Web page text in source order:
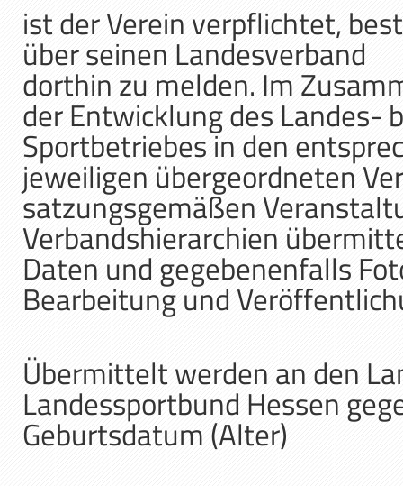
ist der Verein verpflichtet,
über seinen Landesverband
dorthin zu melden. Im
der Entwicklung des Landes-
Sportbetriebes in den
jeweiligen übergeordneten
satzungsgemäßen
Verbandshierarchien
Daten und gegebenenfalls
Bearbeitung und
Übermittelt werden an den
Landessportbund Hessen
Geburtsdatum (Alter)